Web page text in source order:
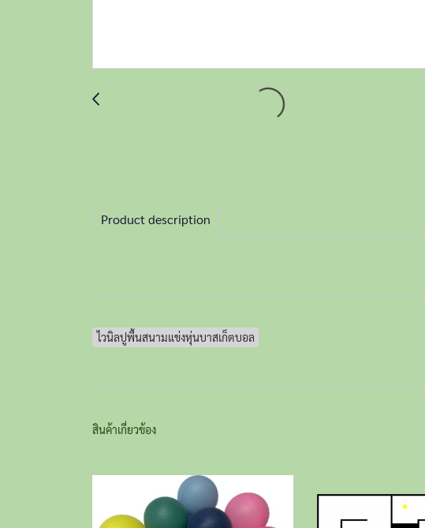
Product description
ไวนิลปูพื้นสนามแข่งหุ่นบาสเก็ตบอล
สินค้าเกี่ยวข้อง